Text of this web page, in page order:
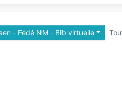
- Fédé NM - Bib virtuelle